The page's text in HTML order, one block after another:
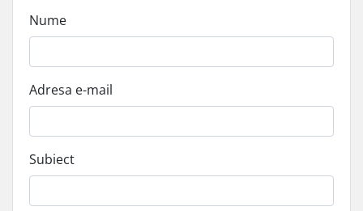
Nume
Adresa e-mail
Subiect